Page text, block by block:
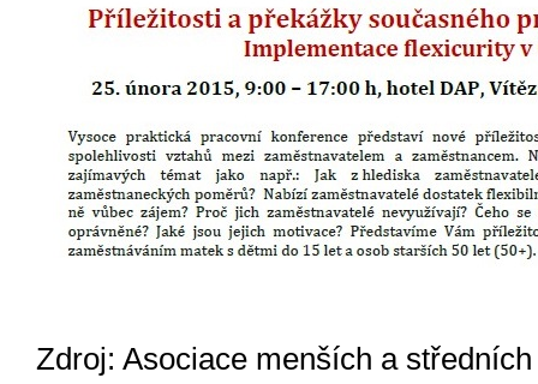
Zdroj: Asociace menších a